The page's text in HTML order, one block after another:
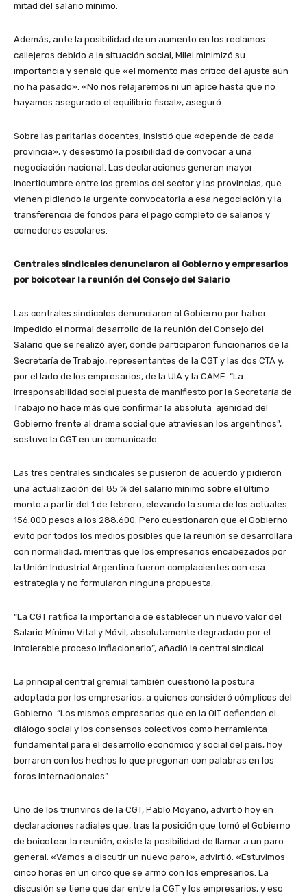
mitad del salario mínimo.
Además, ante la posibilidad de un aumento en los reclamos
callejeros debido a la situación social, Milei minimizó su
importancia y señaló que «el momento más crítico del ajuste aún
no ha pasado». «No nos relajaremos ni un ápice hasta que no
hayamos asegurado el equilibrio fiscal», aseguró.
Sobre las paritarias docentes, insistió que «depende de cada
provincia», y desestimó la posibilidad de convocar a una
negociación nacional. Las declaraciones generan mayor
incertidumbre entre los gremios del sector y las provincias, que
vienen pidiendo la urgente convocatoria a esa negociación y la
transferencia de fondos para el pago completo de salarios y
comedores escolares.
Centrales sindicales denunciaron al Gobierno y empresarios
por boicotear la reunión del Consejo del Salario
Las centrales sindicales denunciaron al Gobierno por haber
impedido el normal desarrollo de la reunión del Consejo del
Salario que se realizó ayer, donde participaron funcionarios de la
Secretaría de Trabajo, representantes de la CGT y las dos CTA y,
por el lado de los empresarios, de la UIA y la CAME. “La
irresponsabilidad social puesta de manifiesto por la Secretaría de
Trabajo no hace más que confirmar la absoluta ajenidad del
Gobierno frente al drama social que atraviesan los argentinos”,
sostuvo la CGT en un comunicado.
Las tres centrales sindicales se pusieron de acuerdo y pidieron
una actualización del 85 % del salario mínimo sobre el último
monto a partir del 1 de febrero, elevando la suma de los actuales
156.000 pesos a los 288.600. Pero cuestionaron que el Gobierno
evitó por todos los medios posibles que la reunión se desarrollara
con normalidad, mientras que los empresarios encabezados por
la Unión Industrial Argentina fueron complacientes con esa
estrategia y no formularon ninguna propuesta.
“La CGT ratifica la importancia de establecer un nuevo valor del
Salario Mínimo Vital y Móvil, absolutamente degradado por el
intolerable proceso inflacionario”, añadió la central sindical.
La principal central gremial también cuestionó la postura
adoptada por los empresarios, a quienes consideró cómplices del
Gobierno. “Los mismos empresarios que en la OIT defienden el
diálogo social y los consensos colectivos como herramienta
fundamental para el desarrollo económico y social del país, hoy
borraron con los hechos lo que pregonan con palabras en los
foros internacionales”.
Uno de los triunviros de la CGT, Pablo Moyano, advirtió hoy en
declaraciones radiales que, tras la posición que tomó el Gobierno
de boicotear la reunión, existe la posibilidad de llamar a un paro
general. «Vamos a discutir un nuevo paro», advirtió. «Estuvimos
cinco horas en un circo que se armó con los empresarios. La
discusión se tiene que dar entre la CGT y los empresarios, y eso